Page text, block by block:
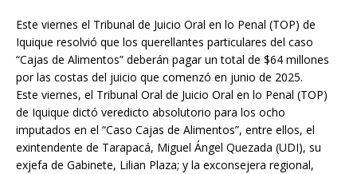
Este viernes el Tribunal de Juicio Oral en lo Penal (TOP) de
Iquique resolvió que los querellantes particulares del caso
“Cajas de Alimentos” deberán pagar un total de $64 millones
por las costas del juicio que comenzó en junio de 2025.
Este viernes, el Tribunal Oral de Juicio Oral en lo Penal (TOP)
de Iquique dictó veredicto absolutorio para los ocho
imputados en el “Caso Cajas de Alimentos”, entre ellos, el
exintendente de Tarapacá, Miguel Ángel Quezada (UDI), su
exjefa de Gabinete, Lilian Plaza; y la exconsejera regional,